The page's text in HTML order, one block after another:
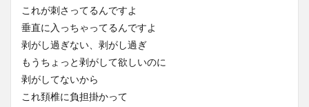
これが刺さってるんですよ
垂直に入っちゃってるんですよ
剥がし過ぎない、剥がし過ぎ
もうちょっと剥がして欲しいのに
剥がしてないから
これ頚椎に負担掛かって